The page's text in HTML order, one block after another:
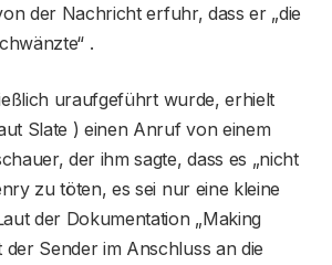
der Nachricht erfuhr, dass er „die
.
uraufgeführt wurde, erhielt
Slate ) einen Anruf von einem
der ihm sagte, dass es „nicht
zu töten, es sei nur eine kleine
der Dokumentation „Making
Sender im Anschluss an die